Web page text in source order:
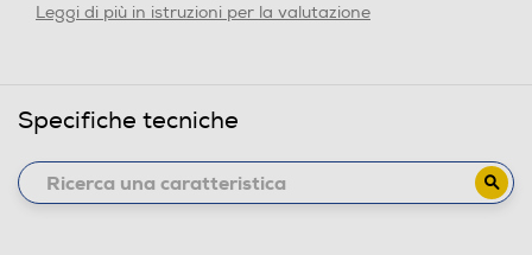
Leggi di più in istruzioni per la valutazione
Specifiche tecniche